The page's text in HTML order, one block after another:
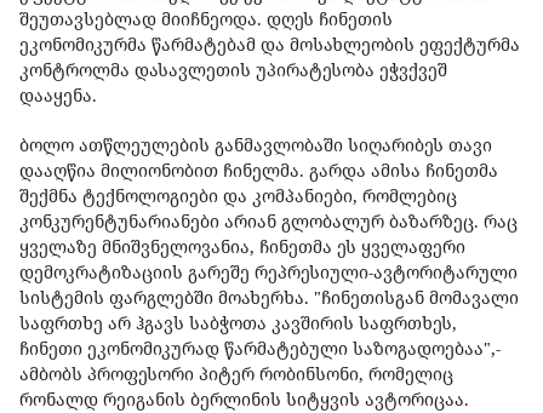
შეუთავსებლად მიიჩნეოდა. დღეს ჩინეთის
ეკონომიკურმა წარმატებამ და მოსახლეობის ეფექტურმა
კონტროლმა დასავლეთის უპირატესობა ეჭვქვეშ
დააყენა.
ბოლო ათწლეულების განმავლობაში სიღარიბეს თავი
დააღწია მილიონობით ჩინელმა. გარდა ამისა ჩინეთმა
შექმნა ტექნოლოგიები და კომპანიები, რომლებიც
კონკურენტუნარიანები არიან გლობალურ ბაზარზეც. რაც
ყველაზე მნიშვნელოვანია, ჩინეთმა ეს ყველაფერი
დემოკრატიზაციის გარეშე რეპრესიული-ავტორიტარული
სისტემის ფარგლებში მოახერხა. "ჩინეთისგან მომავალი
საფრთხე არ ჰგავს საბჭოთა კავშირის საფრთხეს,
ჩინეთი ეკონომიკურად წარმატებული საზოგადოებაა",-
ამბობს პროფესორი პიტერ რობინსონი, რომელიც
რონალდ რეიგანის ბერლინის სიტყვის ავტორიცაა.